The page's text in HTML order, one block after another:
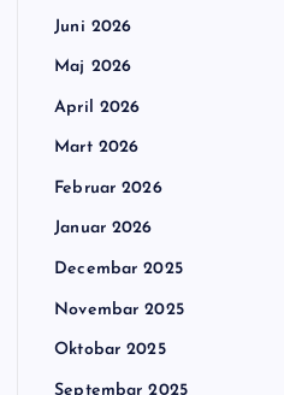
Juni 2026
Maj 2026
April 2026
Mart 2026
Februar 2026
Januar 2026
Decembar 2025
Novembar 2025
Oktobar 2025
Septembar 2025